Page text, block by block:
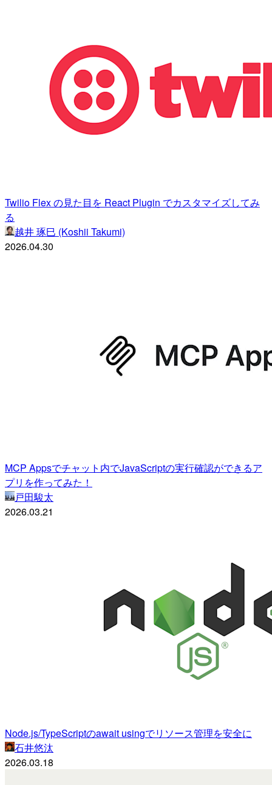
Twilio Flex の見た目を React Plugin でカスタマイズしてみ
る
越井 琢巳 (Koshii Takumi)
2026.04.30
MCP Appsでチャット内でJavaScriptの実行確認ができるア
プリを作ってみた！
戸田駿太
2026.03.21
Node.js/TypeScriptのawait usingでリソース管理を安全に
石井悠汰
2026.03.18